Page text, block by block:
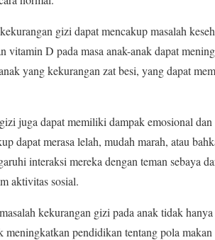
gizi dapat mencakup masalah
vitamin D pada masa anak-anak dapat
yang kekurangan zat besi, yang dapat
juga dapat memiliki dampak emosional
dapat merasa lelah, mudah marah, atau
interaksi mereka dengan teman sebaya
aktivitas sosial.
kekurangan gizi pada anak tidak
pendidikan tentang pola